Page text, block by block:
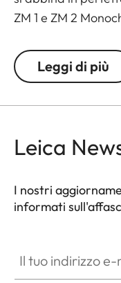
ZM 1 e ZM 2
Leggi di più
Leica
I nostri
informati